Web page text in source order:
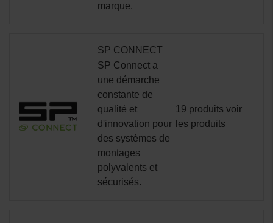
marque.
SP CONNECT
SP Connect a
une démarche
constante de
qualité et
d'innovation pour
des systèmes de
montages
polyvalents et
sécurisés.
19 produits voir
les produits